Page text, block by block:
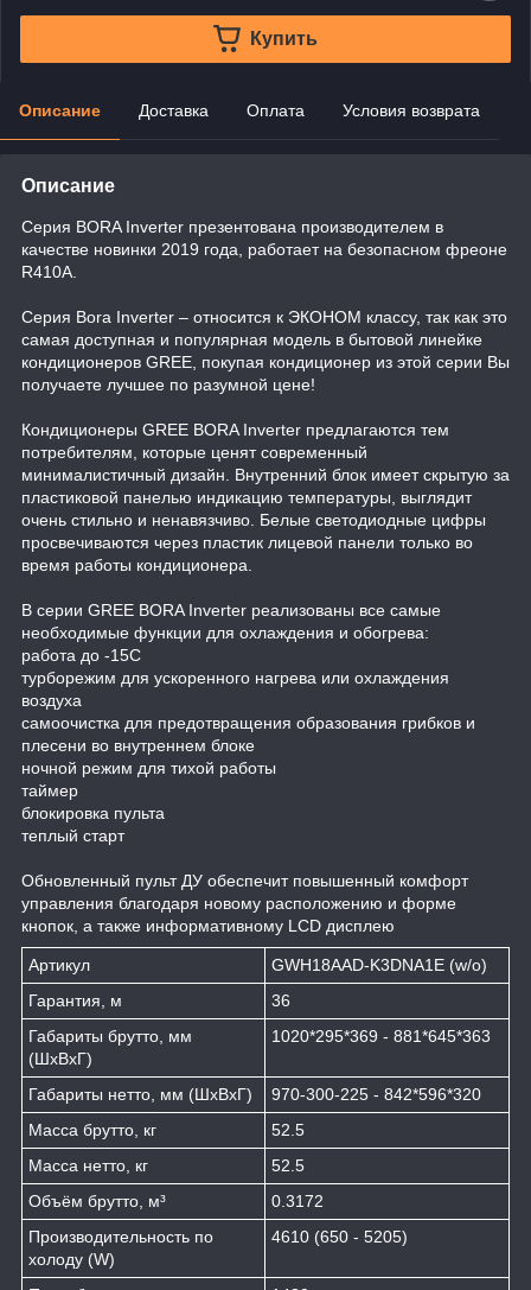
Купить
Описание Доставка Оплата Условия возврата
Описание
Серия BORA Inverter презентована производителем в
качестве новинки 2019 года, работает на безопасном фреоне
R410A.
Серия Bora Inverter – относится к ЭКОНОМ классу, так как это
самая доступная и популярная модель в бытовой линейке
кондиционеров GREE, покупая кондиционер из этой серии Вы
получаете лучшее по разумной цене!
Кондиционеры GREE BORA Inverter предлагаются тем
потребителям, которые ценят современный
минималистичный дизайн. Внутренний блок имеет скрытую за
пластиковой панелью индикацию температуры, выглядит
очень стильно и ненавязчиво. Белые светодиодные цифры
просвечиваются через пластик лицевой панели только во
время работы кондиционера.
В серии GREE BORA Inverter реализованы все самые
необходимые функции для охлаждения и обогрева:
работа до -15С
турборежим для ускоренного нагрева или охлаждения
воздуха
самоочистка для предотвращения образования грибков и
плесени во внутреннем блоке
ночной режим для тихой работы
таймер
блокировка пульта
теплый старт
Обновленный пульт ДУ обеспечит повышенный комфорт
управления благодаря новому расположению и форме
кнопок, а также информативному LCD дисплею
Артикул
GWH18AAD-K3DNA1E (w/o)
Гарантия, м
36
Габариты брутто, мм
(ШxВxГ)
1020*295*369 - 881*645*363
Габариты нетто, мм (ШxВxГ)
970-300-225 - 842*596*320
Масса брутто, кг
52.5
Масса нетто, кг
52.5
Объём брутто, м³
0.3172
Производительность по
холоду (W)
4610 (650 - 5205)